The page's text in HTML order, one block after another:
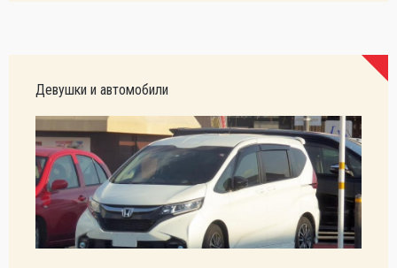
Девушки и автомобили